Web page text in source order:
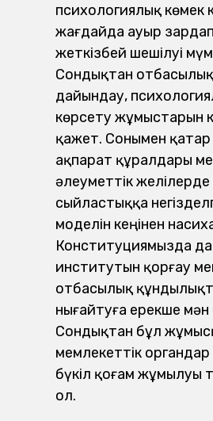
психологиялық көмек
жағдайда ауыр
жеткізбей шешілуі
Сондықтан отбасылық
дайындау,
көрсету жұмыстарын
қажет. Сонымен
ақпарат құралдары
әлеуметтік желілерде
сыйластыққа
моделін кеңінен
Конституциямызда
институтын қорғау
отбасылық
нығайтуға ерекше мән
Сондықтан бұл
мемлекеттік
бүкіл қоғам жұмылуы
ол.